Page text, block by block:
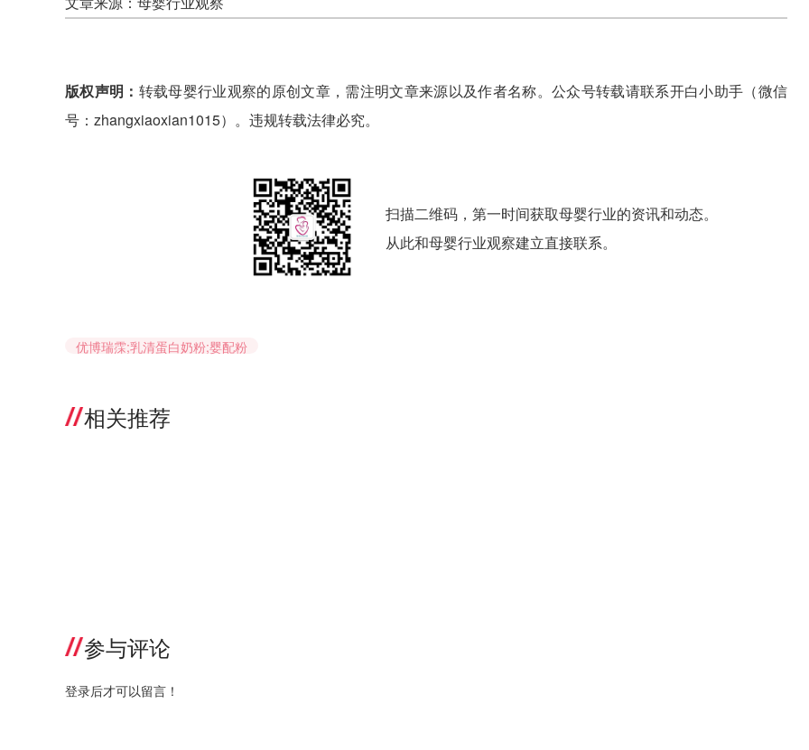
版权声明： 转载母婴行业观察的原创文章，需注明文章来源以及作者名称。公众号转载请联系开白小助手（微信
号：zhangxiaoxian1015）。违规转载法律必究。
扫描二维码，第一时间获取母婴行业的资讯和动态。
从此和母婴行业观察建立直接联系。
优博瑞霂;乳清蛋白奶粉;婴配粉
相关推荐
参与评论
登录后才可以留言！